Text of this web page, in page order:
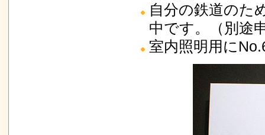
自分の鉄道のた
中です。（別途
室内照明用に